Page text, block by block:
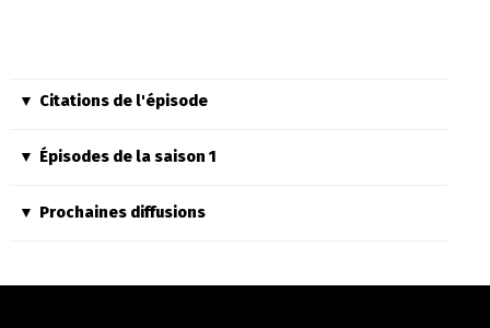
Citations de l'épisode
Épisodes de la saison 1
Prochaines diffusions